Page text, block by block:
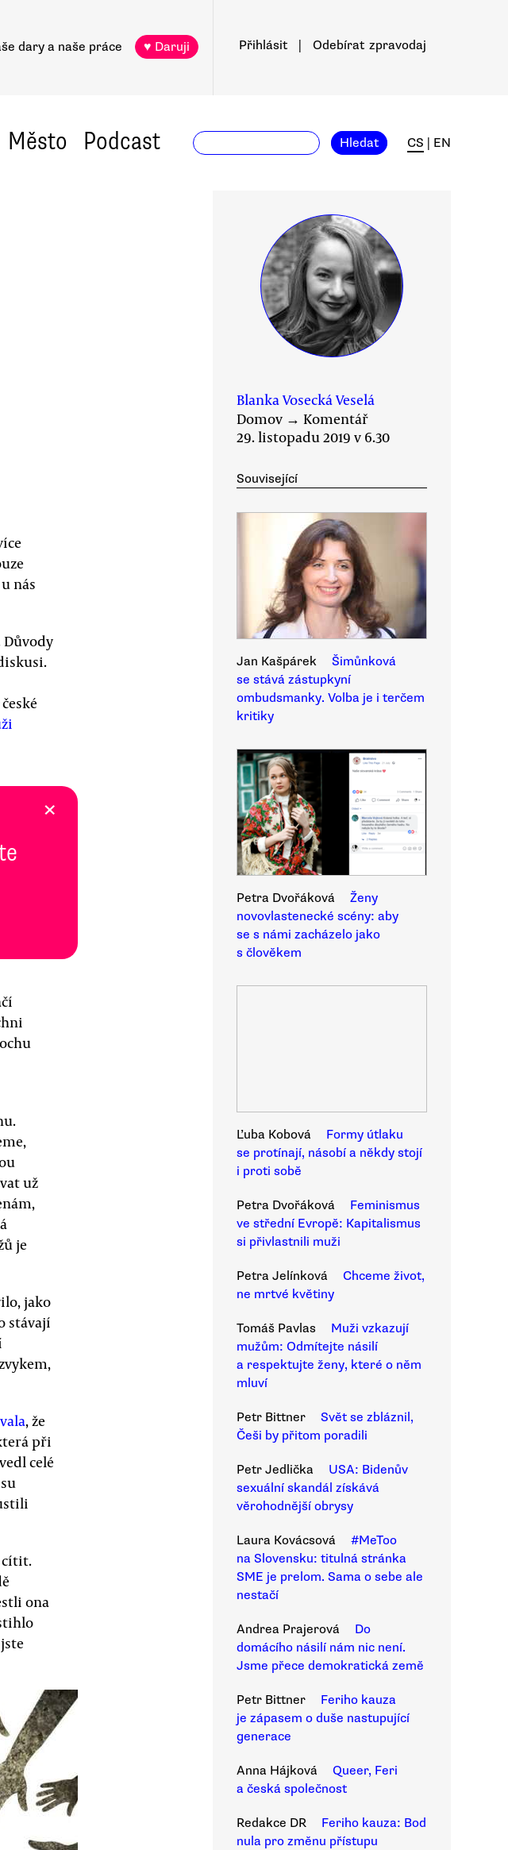
dary a naše práce ♥ Daruji Přihlásit Odebírat zpravodaj
Město Podcast Hledat CS EN
nás
Důvody
×
už
je
jako
stávají
, že
při
celé
cítit.
ona
Blanka Vosecká Veselá
Domov → Komentář
29. listopadu 2019 v 6.30
Související
Jan Kašpárek
Šimůnková
se stává zástupkyní
ombudsmanky. Volba je i terčem
kritiky
Petra Dvořáková
Ženy
novovlastenecké scény: aby
se s námi zacházelo jako
s člověkem
Ľuba Kobová
Formy útlaku
se protínají, násobí a někdy stojí
i proti sobě
Petra Dvořáková
Feminismus
ve střední Evropě: Kapitalismus
si přivlastnili muži
Petra Jelínková
Chceme život,
ne mrtvé květiny
Tomáš Pavlas
Muži vzkazují
mužům: Odmítejte násilí
a respektujte ženy, které o něm
mluví
Petr Bittner
Svět se zbláznil,
Češi by přitom poradili
Petr Jedlička
USA: Bidenův
sexuální skandál získává
věrohodnější obrysy
Laura Kovácsová
#MeToo
na Slovensku: titulná stránka
SME je prelom. Sama o sebe ale
nestačí
Andrea Prajerová
Do
domácího násilí nám nic není.
Jsme přece demokratická země
Petr Bittner
Feriho kauza
je zápasem o duše nastupující
generace
Anna Hájková
Queer, Feri
a česká společnost
Redakce DR
Feriho kauza: Bod
nula pro změnu přístupu